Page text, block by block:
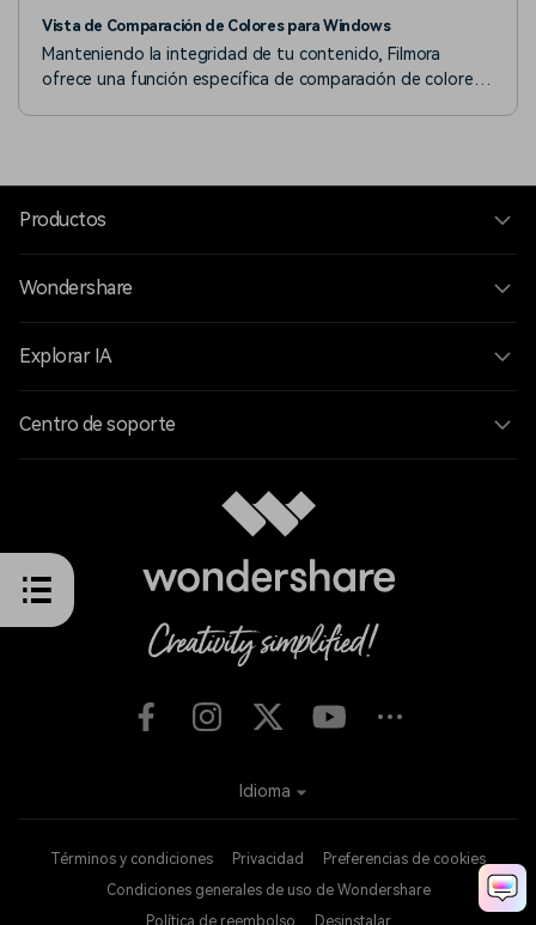
Vista de Comparación de Colores para Windows
Manteniendo la integridad de tu contenido, Filmora
ofrece una función específica de comparación de colores
Productos
Wondershare
Explorar IA
Centro de soporte
Términos y condiciones Privacidad
Preferencias de cookies
Condiciones generales de uso de Wondershare
Política de reembolso
Desinstalar
Idioma